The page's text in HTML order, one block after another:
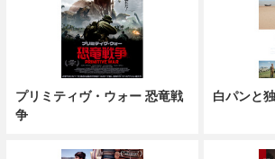
プリミティヴ・ウォー 恐竜戦
争
白パンと